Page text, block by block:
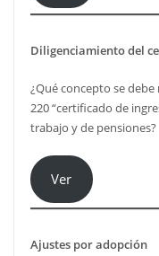
Diligenciamiento del
¿Qué concepto se
220 “certificado de
trabajo y de pensiones?
Ver
Ajustes por adopción